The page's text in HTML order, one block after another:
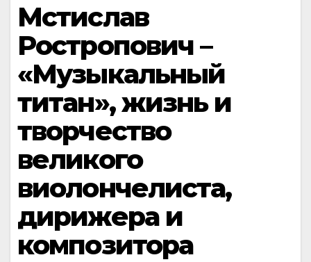
Мстислав
Ростропович –
«Музыкальный
титан», жизнь и
творчество
великого
виолончелиста,
дирижера и
композитора